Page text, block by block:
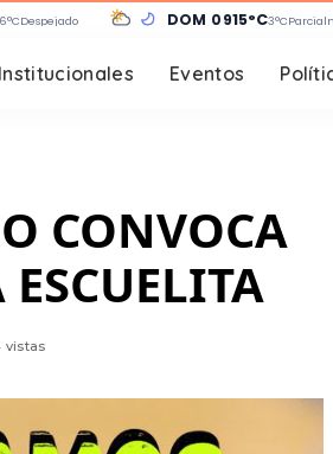
Despejado DOM 0915°C3°C
Institucionales Eventos
CONVOCA
vistas